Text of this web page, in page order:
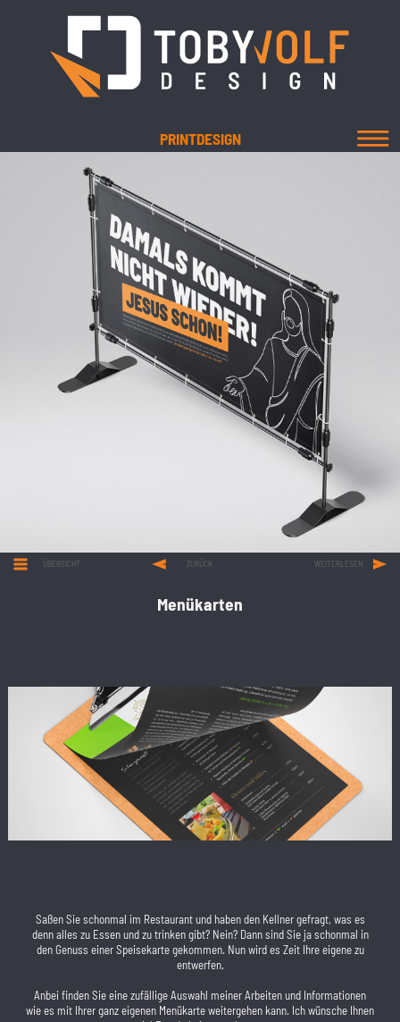
PRINTDESIGN
ÜBERSICHT ZURÜCK WEITERLESEN
Menükarten
Saßen Sie schonmal im Restaurant und haben den Kellner gefragt, was es
denn alles zu Essen und zu trinken gibt? Nein? Dann sind Sie ja schonmal in
den Genuss einer Speisekarte gekommen. Nun wird es Zeit Ihre eigene zu
entwerfen.
Anbei finden Sie eine zufällige Auswahl meiner Arbeiten und Informationen
wie es mit Ihrer ganz eigenen Menükarte weitergehen kann. Ich wünsche Ihnen